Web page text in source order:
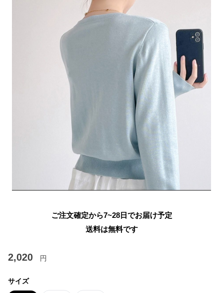
ご注文確定から7~28日でお届け予定
送料は無料です
2,020 円
サイズ